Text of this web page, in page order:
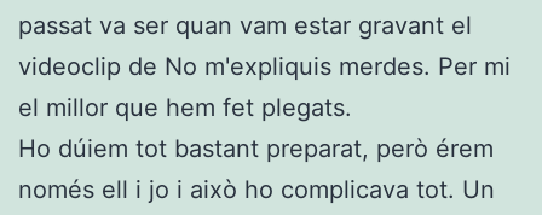
passat va ser quan vam estar gravant el
videoclip de No m'expliquis merdes. Per mi
el millor que hem fet plegats.
Ho dúiem tot bastant preparat, però érem
només ell i jo i això ho complicava tot. Un